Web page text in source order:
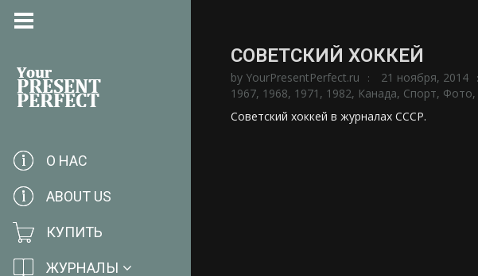
О НАС
ABOUT US
КУПИТЬ
ЖУРНАЛЫ
СОВЕТСКИЙ ХОККЕЙ
by YourPresentPerfect.ru 21 ноября, 2014
1967, 1968, 1971 , 1982, Канада, Спорт, Фото,
Советский хоккей в журналах СССР.